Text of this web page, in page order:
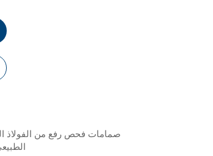
صمامات فحص رفع من الفولاذ